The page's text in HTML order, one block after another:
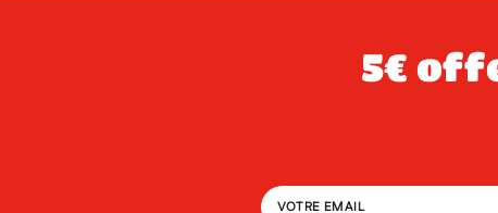
5€ offerts dès 49€ d’achat sur votre